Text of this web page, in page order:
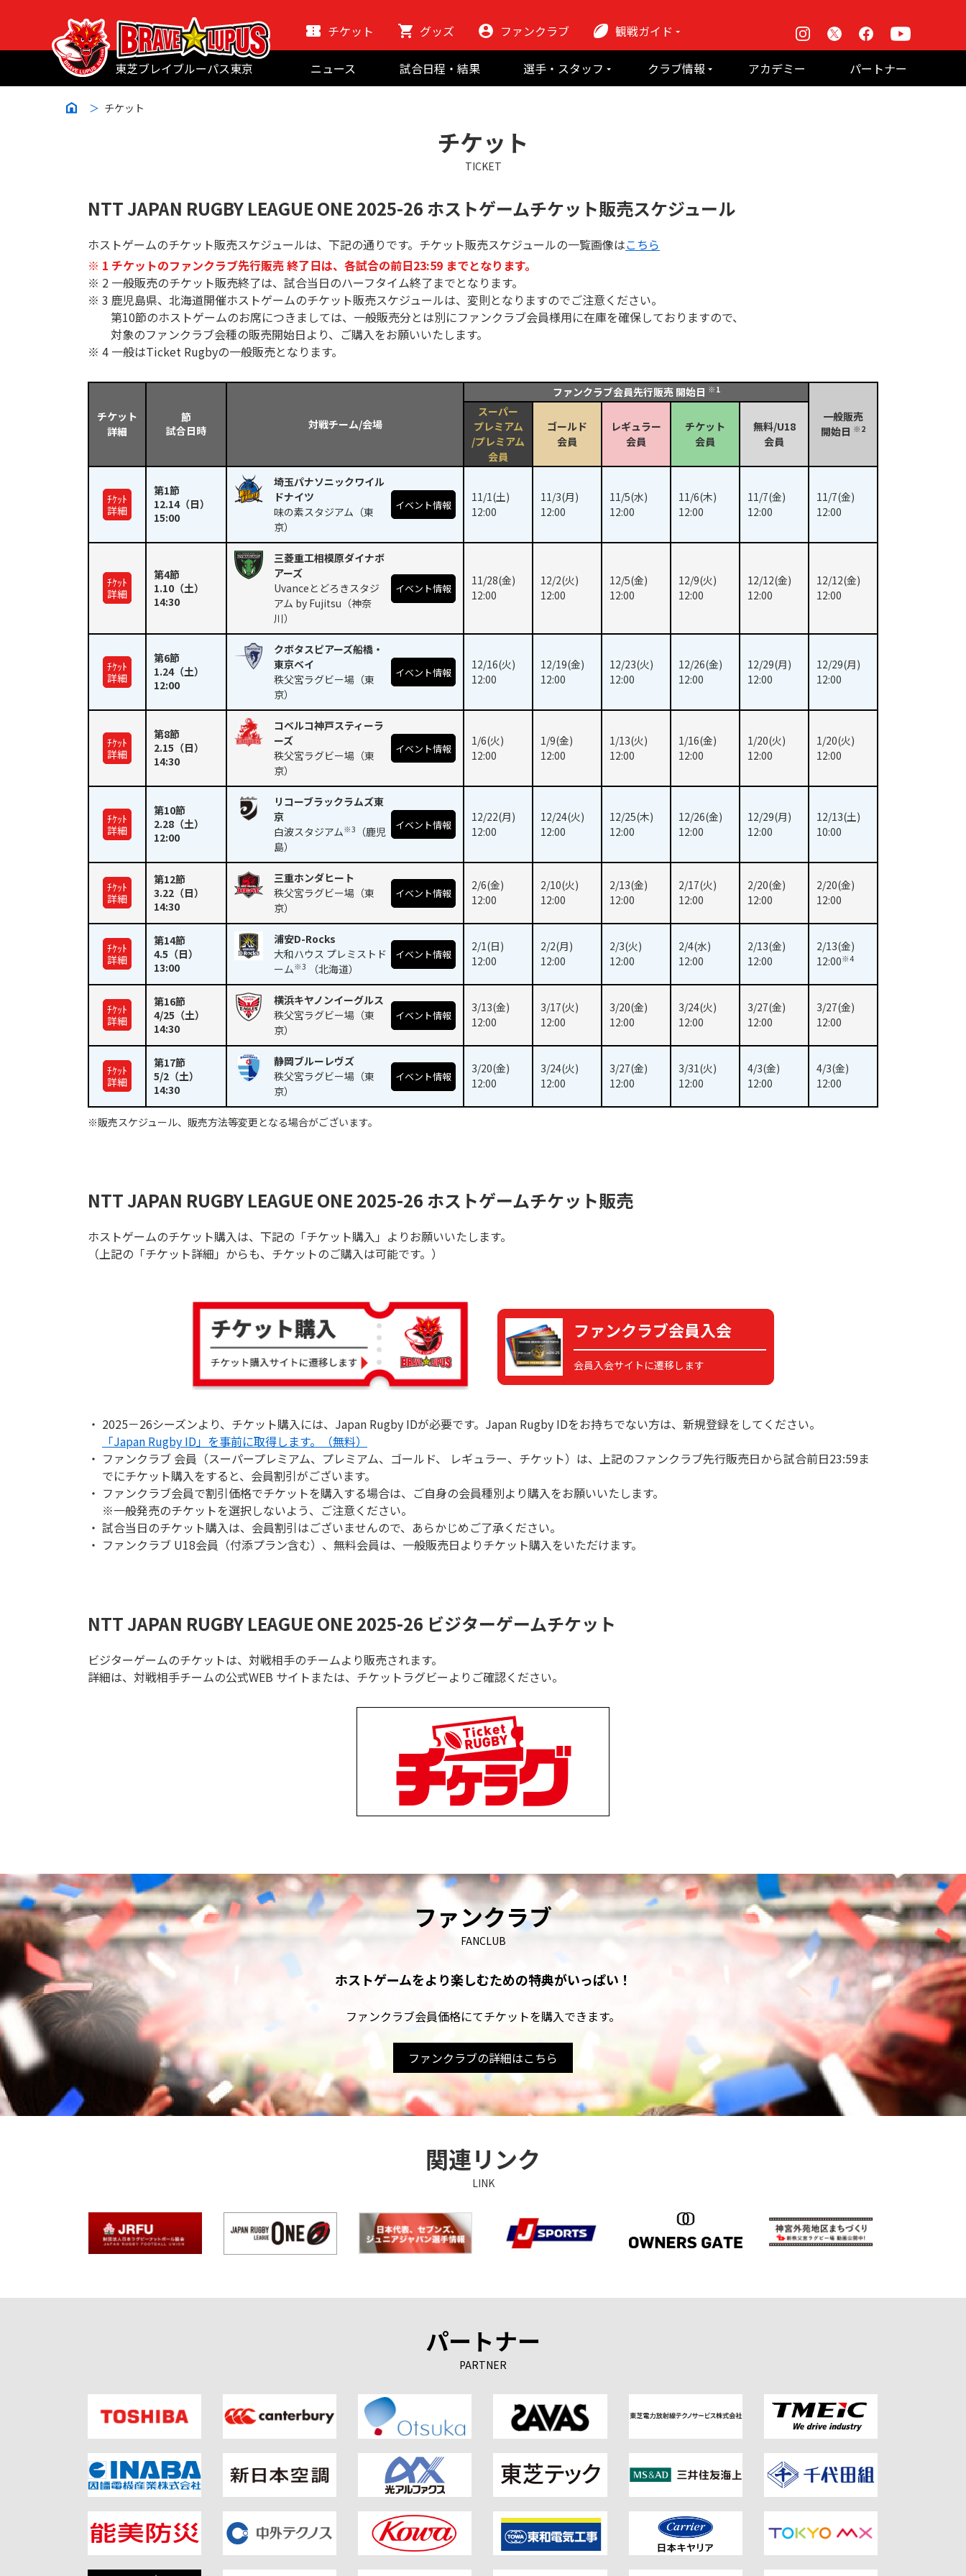
東芝ブレイブルーパス東京
チケット グッズ ファンクラブ
観戦ガイド
初めての観戦
Instagram Facebook
ニュース
試合日程・結果
選手・スタッフ
マスコット
クラブ情報
アカデミー パートナー
チケット
チケット
TICKET
NTT JAPAN RUGBY LEAGUE ONE 2025-26 ホストゲームチケット販売スケジュール
ホストゲームのチケット販売スケジュールは、下記の通りです。チケット販売スケジュールの一覧画像はこちら
※ 1 チケットのファンクラブ先行販売 終了日は、各試合の前日23:59 までとなります。
※ 2 一般販売のチケット販売終了は、試合当日のハーフタイム終了までとなります。
※ 3 ⿅児島県、北海道開催ホストゲームのチケット販売スケジュールは、変則となりますのでご注意ください。
第10節のホストゲームのお席につきましては、一般販売分とは別にファンクラブ会員様用に在庫を確保しておりますので、
対象のファンクラブ会種の販売開始日より、ご購入をお願いいたします。
※ 4 一般はTicket Rugbyの一般販売となります。
チケット
詳細
節
試合日時
対戦チーム/会場
ファンクラブ会員先行販売 開始日 ※1
一般販売
開始日 ※2
スーパー
プレミアム
/プレミアム
会員
ゴールド
会員
レギュラー
会員
チケット
会員
無料/U18
会員
ﾁｹｯﾄ
詳細
第1節
12.14（日）
15:00
埼玉パナソニックワイル
ドナイツ
味の素スタジアム（東
京）
イベント情報
11/1(土)
12:00
11/3(月)
12:00
11/5(水)
12:00
11/6(木)
12:00
11/7(金)
12:00
11/7(金)
12:00
ﾁｹｯﾄ
詳細
第4節
1.10 （土）
14:30
三菱重工相模原ダイナボ
アーズ
Uvanceとどろきスタジ
アム by Fujitsu（神奈
川）
イベント情報
11/28(金)
12:00
12/2(火)
12:00
12/5(金)
12:00
12/9(火)
12:00
12/12(金)
12:00
12/12(金)
12:00
ﾁｹｯﾄ
詳細
第6節
1.24（土）
12:00
クボタスピアーズ船橋・
東京ベイ
秩父宮ラグビー場（東
京）
イベント情報
12/16(火)
12:00
12/19(金)
12:00
12/23(火)
12:00
12/26(金)
12:00
12/29(月)
12:00
12/29(月)
12:00
ﾁｹｯﾄ
詳細
第8節
2.15 （日）
14:30
コベルコ神戸スティーラ
ーズ
秩父宮ラグビー場（東
京）
イベント情報
1/6(火)
12:00
1/9(金)
12:00
1/13(火)
12:00
1/16(金)
12:00
1/20(火)
12:00
1/20(火)
12:00
ﾁｹｯﾄ
詳細
第10節
2.28 （土）
12:00
リコーブラックラムズ東
京
白波スタジアム※3
（鹿児
島）
イベント情報
12/22(月)
12:00
12/24(火)
12:00
12/25(木)
12:00
12/26(金)
12:00
12/29(月)
12:00
12/13(土)
10:00
ﾁｹｯﾄ
詳細
第12節
3.22 （日）
14:30
三重ホンダヒート
秩父宮ラグビー場（東
京）
イベント情報
2/6(金)
12:00
2/10(火)
12:00
2/13(金)
12:00
2/17(火)
12:00
2/20(金)
12:00
2/20(金)
12:00
ﾁｹｯﾄ
詳細
第14節
4.5 （日）
13:00
浦安D-Rocks
大和ハウス プレミストド
ーム※3 （北海道）
イベント情報
2/1(日)
12:00
2/2(月)
12:00
2/3(火)
12:00
2/4(水)
12:00
2/13(金)
12:00
2/13(金)
12:00※4
ﾁｹｯﾄ
詳細
第16節
4/25 （土）
14:30
横浜キヤノンイーグルス
秩父宮ラグビー場（東
京）
イベント情報
3/13(金)
12:00
3/17(火)
12:00
3/20(金)
12:00
3/24(火)
12:00
3/27(金)
12:00
3/27(金)
12:00
ﾁｹｯﾄ
詳細
第17節
5/2 （土）
14:30
静岡ブルーレヴズ
秩父宮ラグビー場（東
京）
イベント情報
3/20(金)
12:00
3/24(火)
12:00
3/27(金)
12:00
3/31(火)
12:00
4/3(金)
12:00
4/3(金)
12:00
※販売スケジュール、販売方法等変更となる場合がございます。
NTT JAPAN RUGBY LEAGUE ONE 2025-26 ホストゲームチケット販売
ホストゲームのチケット購入は、下記の「チケット購入」よりお願いいたします。
（上記の「チケット詳細」からも、チケットのご購入は可能です。）
ファンクラブ会員入会
会員入会サイトに遷移します
2025－26シーズンより、チケット購入には、Japan Rugby IDが必要です。Japan Rugby IDをお持ちでない方は、新規登録をしてください。
「Japan Rugby ID」を事前に取得します。（無料）
ファンクラブ 会員（スーパープレミアム、プレミアム、ゴールド、 レギュラー、チケット）は、上記のファンクラブ先行販売日から試合前日23:59ま
でにチケット購入をすると、会員割引がございます。
ファンクラブ会員で割引価格でチケットを購入する場合は、ご自身の会員種別より購入をお願いいたします。
※一般発売のチケットを選択しないよう、ご注意ください。
試合当日のチケット購入は、会員割引はございませんので、あらかじめご了承ください。
ファンクラブ U18会員（付添プラン含む）、無料会員は、一般販売日よりチケット購入をいただけます。
NTT JAPAN RUGBY LEAGUE ONE 2025-26 ビジターゲームチケット
ビジターゲームのチケットは、対戦相手のチームより販売されます。
詳細は、対戦相手チームの公式WEB サイトまたは、チケットラグビーよりご確認ください。
ファンクラブ
FANCLUB
ホストゲームをより楽しむための特典がいっぱい！
ファンクラブ会員価格にてチケットを購入できます。
ファンクラブの詳細はこちら
関連リンク
LINK
パートナー
PARTNER